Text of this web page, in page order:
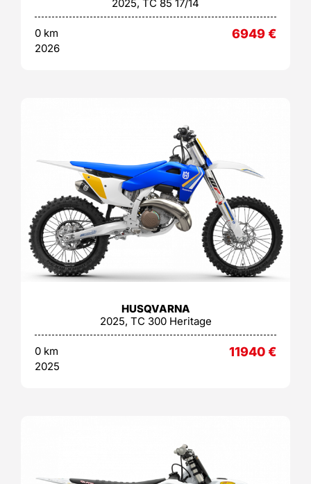
2025, TC 85 17/14
0 km
2026
6949€
HUSQVARNA
2025, TC 300 Heritage
0 km
2025
11940€